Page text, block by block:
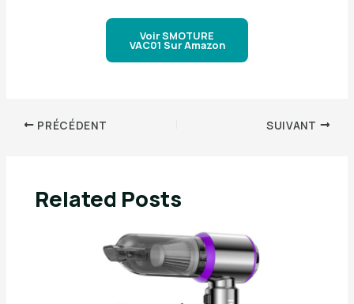
Voir SMOTURE
VAC01 Sur Amazon
PRÉCÉDENT SUIVANT
Related Posts